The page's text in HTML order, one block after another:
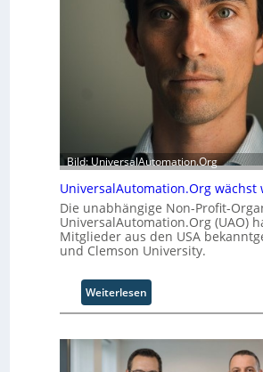
Bild: UniversalAutomation.Org
UniversalAutomation.Org wächst
Die unabhängige Non-Profit-
UniversalAutomation.Org (UAO)
Mitglieder aus den USA
und Clemson University.
Weiterlesen:
U
i
v